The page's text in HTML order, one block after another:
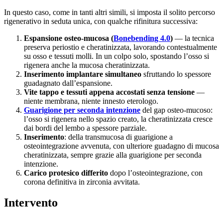
In questo caso, come in tanti altri simili, si imposta il solito percorso
rigenerativo in seduta unica, con qualche rifinitura successiva:
Espansione osteo-mucosa (Bonebending 4.0) — la tecnica
preserva periostio e cheratinizzata, lavorando contestualmente
su osso e tessuti molli. In un colpo solo, spostando l’osso si
rigenera anche la mucosa cheratinizzata.
Inserimento implantare simultaneo sfruttando lo spessore
guadagnato dall’espansione.
Vite tappo e tessuti appena accostati senza tensione —
niente membrana, niente innesto eterologo.
Guarigione per seconda intenzione del gap osteo-mucoso:
l’osso si rigenera nello spazio creato, la cheratinizzata cresce
dai bordi del lembo a spessore parziale.
Inserimento: della transmucosa di guarigione a
osteointegrazione avvenuta, con ulteriore guadagno di mucosa
cheratinizzata, sempre grazie alla guarigione per seconda
intenzione.
Carico protesico differito dopo l’osteointegrazione, con
corona definitiva in zirconia avvitata.
Intervento